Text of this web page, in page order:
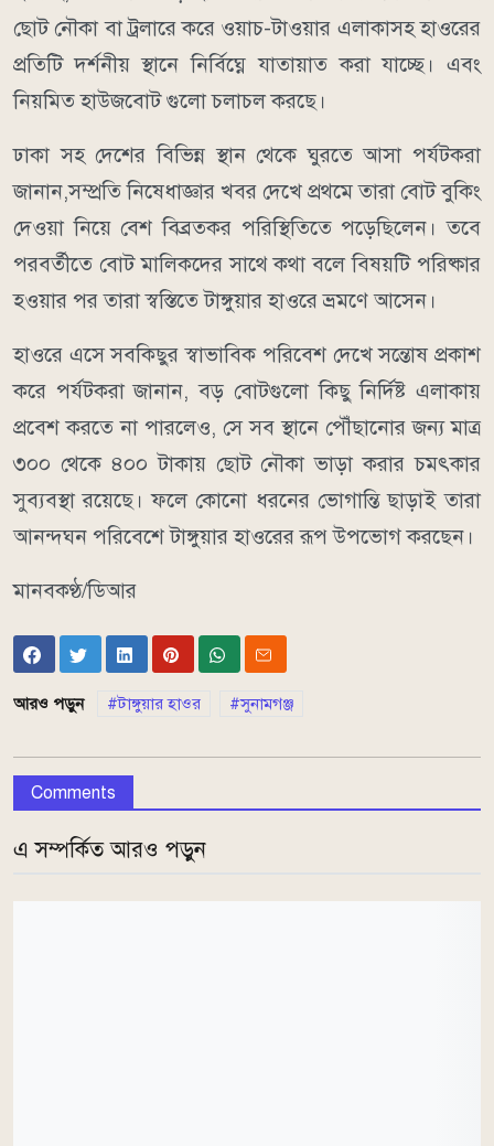
ছোট নৌকা বা ট্রলারে করে ওয়াচ-টাওয়ার এলাকাসহ হাওরের
প্রতিটি দর্শনীয় স্থানে নির্বিঘ্নে যাতায়াত করা যাচ্ছে। এবং
নিয়মিত হাউজবোট গুলো চলাচল করছে।
​ঢাকা সহ দেশের বিভিন্ন স্থান থেকে ঘুরতে আসা পর্যটকরা
জানান,সম্প্রতি নিষেধাজ্ঞার খবর দেখে প্রথমে তারা বোট বুকিং
দেওয়া নিয়ে বেশ বিব্রতকর পরিস্থিতিতে পড়েছিলেন। তবে
পরবর্তীতে বোট মালিকদের সাথে কথা বলে বিষয়টি পরিষ্কার
হওয়ার পর তারা স্বস্তিতে টাঙ্গুয়ার হাওরে ভ্রমণে আসেন।
​হাওরে এসে সবকিছুর স্বাভাবিক পরিবেশ দেখে সন্তোষ প্রকাশ
করে পর্যটকরা জানান, বড় বোটগুলো কিছু নির্দিষ্ট এলাকায়
প্রবেশ করতে না পারলেও, সে সব স্থানে পৌঁছানোর জন্য মাত্র
৩০০ থেকে ৪০০ টাকায় ছোট নৌকা ভাড়া করার চমৎকার
সুব্যবস্থা রয়েছে। ফলে কোনো ধরনের ভোগান্তি ছাড়াই তারা
আনন্দঘন পরিবেশে টাঙ্গুয়ার হাওরের রূপ উপভোগ করছেন।
মানবকণ্ঠ/ডিআর
আরও পড়ুন টাঙ্গুয়ার হাওর সুনামগঞ্জ
Comments
এ সম্পর্কিত আরও পড়ুন